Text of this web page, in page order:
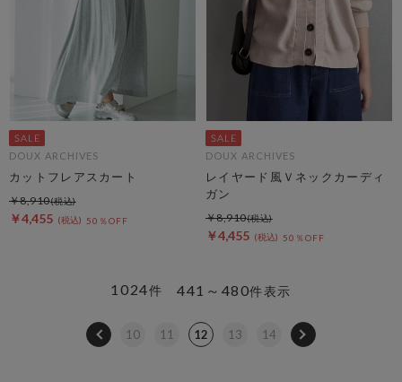
DOUX ARCHIVES
カットフレアスカート
￥4,455 50％OFF
￥8,910
DOUX ARCHIVES
レイヤード風Ｖネックカーディ
ガン
￥4,455 50％OFF
￥8,910
441～480件表示
1024件
10 11 12 13 14